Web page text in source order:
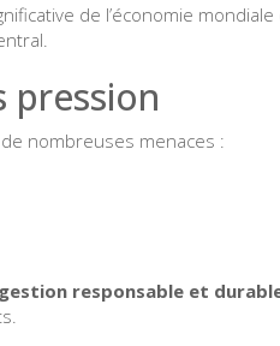
de l’économie
pression
nombreuses menaces :
gestion responsable et